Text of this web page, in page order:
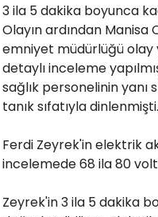
3 ila 5 dakika boyunca
Olayın ardından
emniyet müdürlüğü olay
detaylı inceleme
sağlık personelinin yanı
tanık sıfatıyla dinlenmişti.
Ferdi Zeyrek'in elektrik
incelemede 68 ila 80
Zeyrek'in 3 ila 5 dakika